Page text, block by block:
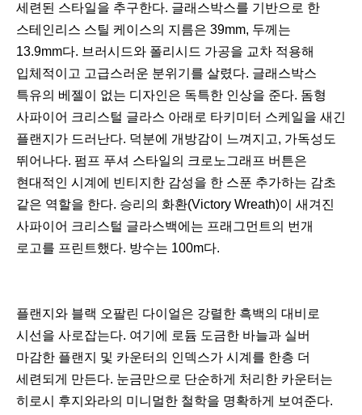
세련된 스타일을 추구한다. 글래스박스를 기반으로 한
스테인리스 스틸 케이스의 지름은 39mm, 두께는
13.9mm다. 브러시드와 폴리시드 가공을 교차 적용해
입체적이고 고급스러운 분위기를 살렸다. 글래스박스
특유의 베젤이 없는 디자인은 독특한 인상을 준다. 돔형
사파이어 크리스털 글라스 아래로 타키미터 스케일을 새긴
플랜지가 드러난다. 덕분에 개방감이 느껴지고, 가독성도
뛰어나다. 펌프 푸셔 스타일의 크로노그래프 버튼은
현대적인 시계에 빈티지한 감성을 한 스푼 추가하는 감초
같은 역할을 한다. 승리의 화환(Victory Wreath)이 새겨진
사파이어 크리스털 글라스백에는 프래그먼트의 번개
로고를 프린트했다. 방수는 100m다.
플랜지와 블랙 오팔린 다이얼은 강렬한 흑백의 대비로
시선을 사로잡는다. 여기에 로듐 도금한 바늘과 실버
마감한 플랜지 및 카운터의 인덱스가 시계를 한층 더
세련되게 만든다. 눈금만으로 단순하게 처리한 카운터는
히로시 후지와라의 미니멀한 철학을 명확하게 보여준다.